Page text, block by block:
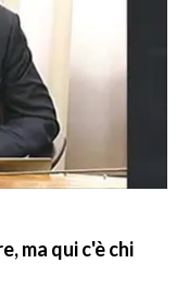
ma qui c'è chi